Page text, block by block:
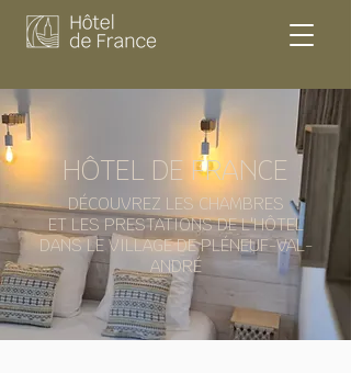
HÔTEL DE FRANCE
DÉCOUVREZ LES CHAMBRES
ET LES PRESTATIONS DE L'HÔTEL
DANS LE VILLAGEDE PLÉNEUF-VAL-
ANDRÉ